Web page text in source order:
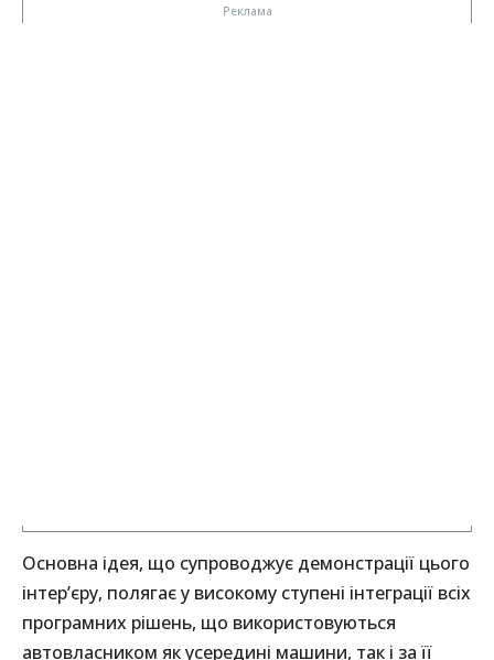
Основна ідея, що супроводжує демонстрації цього
інтер’єру, полягає у високому ступені інтеграції всіх
програмних рішень, що використовуються
автовласником як усередині машини, так і за її